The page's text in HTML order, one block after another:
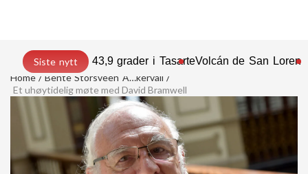
Siste nytt 43,9 grader i TasarteVolcán de San
Home
Bente Storsveen Ã…kervall
Et uhøytidelig møte med David Bramwell